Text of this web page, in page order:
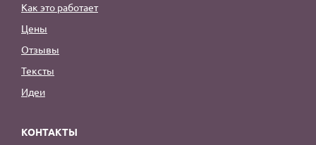
Как это работает
Цены
Отзывы
Тексты
Идеи
КОНТАКТЫ